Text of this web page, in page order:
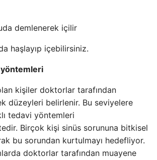
demlenerek içilir
haşlayıp içebilirsiniz.
kişiler doktorlar tarafından
düzeyleri belirlenir. Bu seviyelere
tedavi yöntemleri
Birçok kişi sinüs sorununa bitkisel
bu sorundan kurtulmayı hedefliyor.
doktorlar tarafından muayene